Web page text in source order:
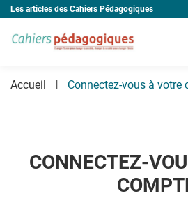
Les articles des Cahiers Pédagogiques
Votre panier
Accueil Connectez-vous à votre
CONNECTEZ-